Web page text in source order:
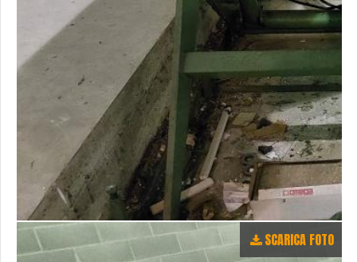
SCARICA FOTO